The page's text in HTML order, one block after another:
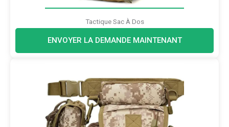
Tactique Sac À Dos
ENVOYER LA DEMANDE MAINTENANT